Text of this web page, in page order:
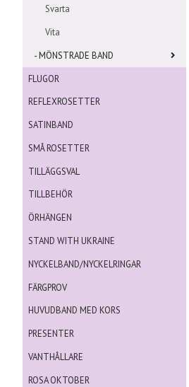
Svarta
Vita
- MÖNSTRADE BAND
FLUGOR
REFLEXROSETTER
SATINBAND
SMÅ ROSETTER
TILLÄGGSVAL
TILLBEHÖR
ÖRHÄNGEN
STAND WITH UKRAINE
NYCKELBAND/NYCKELRINGAR
FÄRGPROV
HUVUDBAND MED KORS
PRESENTER
VANTHÅLLARE
ROSA OKTOBER